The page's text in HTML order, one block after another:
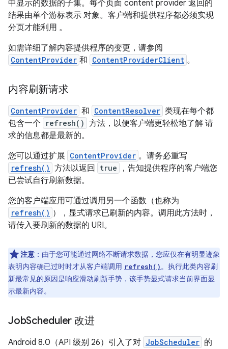
中显示的数据的子集。每个页面 content provider 返回的
结果由单个游标表示 对象。客户端和提供程序都必须实现
分页才能利用 。
如需详细了解内容提供程序的变更，请参阅
ContentProvider 和 ContentProviderClient 。
内容刷新请求
ContentProvider 和 ContentResolver 类现在每个都
包含一个
refresh() 方法，以便客户端更轻松地了解 请
求的信息都是最新的。
您可以通过扩展 ContentProvider 。请务必重写
refresh() 方法以返回 true
，告知提供程序的客户端您
已尝试自行刷新数据。
您的客户端应用可通过调用另一个函数（也称为
refresh() ），显式请求已刷新的内容。调用此方法时，
请传入要刷新的数据的 URI。
注意 ：由于您可能通过网络不断请求数据，您应仅在有明显迹象
表明内容确已过时时才从客户端调用 refresh()。执行此类内容刷
新最常见的原因是响应滑动刷新手势，该手势显式请求当前界面显
示最新内容。
JobScheduler 改进
Android 8.0（API 级别 26）引入了对 JobScheduler 的